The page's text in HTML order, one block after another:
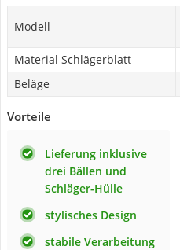
Modell
Material Schlägerblatt
Beläge
Vorteile
Lieferung inklusive
drei Bällen und
Schläger-Hülle
stylisches Design
stabile Verarbeitung